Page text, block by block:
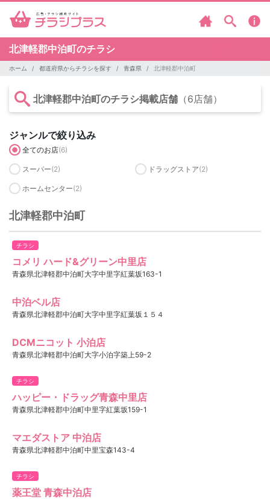
北津軽郡中泊町のチラシ
ホーム 都道府県からチラシを探す 青森県 北津軽郡中泊町
北津軽郡中泊町のチラシ掲載店舗 （6店舗）
ジャンルで絞り込み
全てのお店(6)
スーパー(2) ドラッグストア(2)
ホームセンター(2)
北津軽郡中泊町
チラシ
コメリ ハード&グリーン中里店
青森県北津軽郡中泊町大字中里字紅葉坂163-1
中泊ベル店
青森県北津軽郡中泊町大字中里字紅葉坂１５４
DCMニコット 小泊店
青森県北津軽郡中泊町大字小泊字築上59-2
チラシ
ハッピー・ドラッグ青森中里店
青森県北津軽郡中泊町中里字紅葉坂159-1
マエダストア 中泊店
青森県北津軽郡中泊町中里宝森143-4
チラシ
薬王堂 青森中泊店